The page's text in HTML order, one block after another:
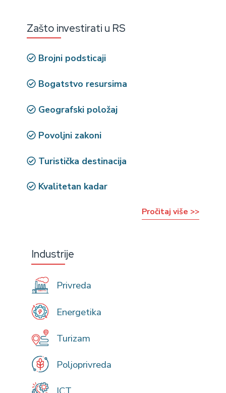
Zašto investirati u RS
Brojni podsticaji
Bogatstvo resursima
Geografski položaj
Povoljni zakoni
Turistička destinacija
Kvalitetan kadar
Pročitaj više >>
Industrije
Privreda
Energetika
Turizam
Poljoprivreda